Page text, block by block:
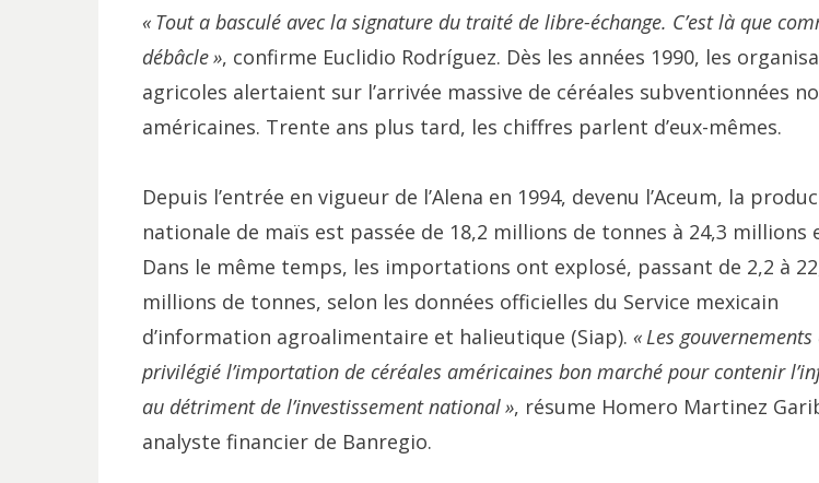
« Tout a basculé avec la signature du traité de libre-échange. C’est là que
débâcle», confirme Euclidio Rodríguez. Dès les années 1990, les
agricoles alertaient sur l’arrivée massive de céréales subventionnées
américaines. Trente ans plus tard, les chiffres parlent d’eux-mêmes.
Depuis l’entrée en vigueur de l’Alena en 1994, devenu l’Aceum, la
nationale de maïs est passée de 18,2 millions de tonnes à 24,3 millions
Dans le même temps, les importations ont explosé, passant de 2,2 à
millions de tonnes, selon les données officielles du Service mexicain
d’information agroalimentaire et halieutique (Siap). «Les gouvernements
privilégié l’importation de céréales américaines bon marché pour contenir
au détriment de l’investissement national», résume Homero Martinez
analyste financier de Banregio.